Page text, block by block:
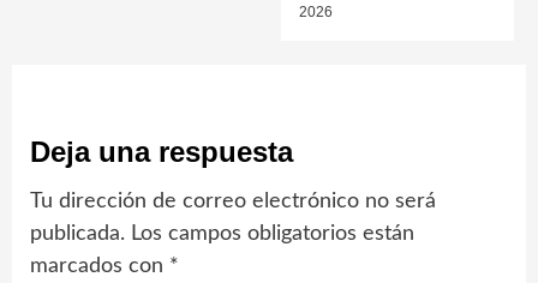
2026
Deja una respuesta
Tu dirección de correo electrónico no será
publicada. Los campos obligatorios están
marcados con *